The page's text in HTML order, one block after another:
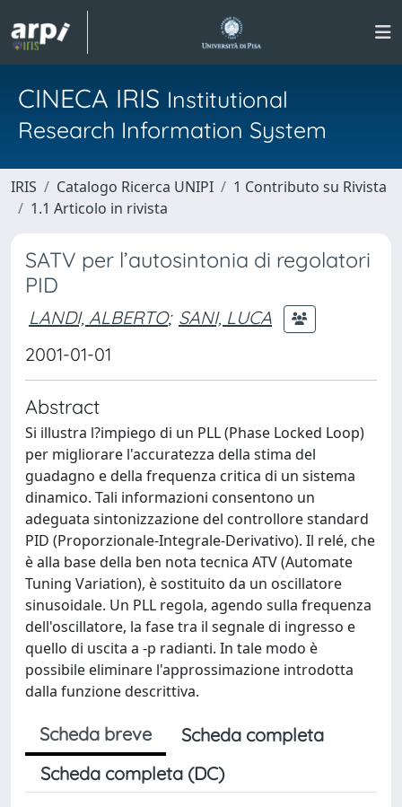
CINECA IRIS Institutional
Research Information System
IRIS Catalogo Ricerca UNIPI
1 Contributo su Rivista
1.1 Articolo in rivista
SATV per l’autosintonia di regolatori
PID
LANDI, ALBERTO; SANI, LUCA
2001-01-01
Abstract
Si illustra l?impiego di un PLL (Phase Locked Loop)
per migliorare l'accuratezza della stima del
guadagno e della frequenza critica di un sistema
dinamico. Tali informazioni consentono un
adeguata sintonizzazione del controllore standard
PID (Proporzionale-Integrale-Derivativo). Il relé, che
è alla base della ben nota tecnica ATV (Automate
Tuning Variation), è sostituito da un oscillatore
sinusoidale. Un PLL regola, agendo sulla frequenza
dell'oscillatore, la fase tra il segnale di ingresso e
quello di uscita a -p radianti. In tale modo è
possibile eliminare l'approssimazione introdotta
dalla funzione descrittiva.
Scheda breve
Scheda completa
Scheda completa (DC)